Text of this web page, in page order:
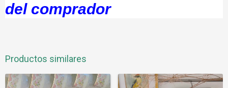
del comprador
Productos similares